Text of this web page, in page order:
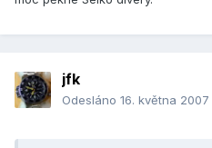
jfk
Odesláno 16. května 2007